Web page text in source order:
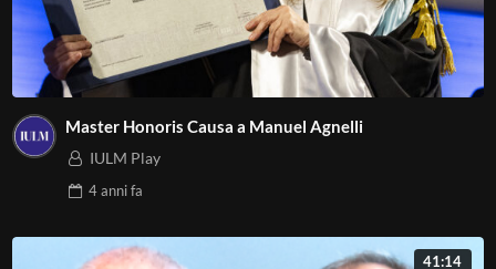
Master Honoris Causa a Manuel Agnelli
IULM Play
4 annifa
41:14